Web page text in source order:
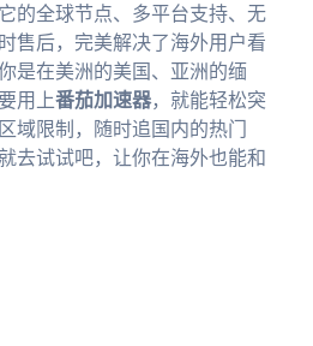
的全球节点、多平台支持、无
售后，完美解决了海外用户看
是在美洲的美国、亚洲的缅
用上番茄加速器，就能轻松突
域限制，随时追国内的热门
去试试吧，让你在海外也能和